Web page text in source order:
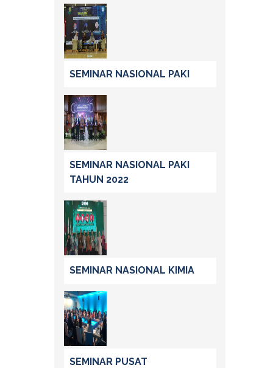
SEMINAR NASIONAL PAKI
SEMINAR NASIONAL PAKI
TAHUN 2022
SEMINAR NASIONAL KIMIA
SEMINAR PUSAT